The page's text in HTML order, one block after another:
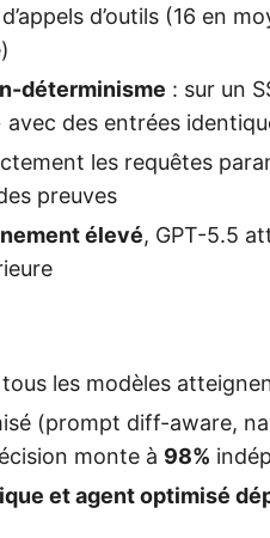
d’outils (16 en
déterminisme : sur un
avec des entrées
les requêtes
preuves
élevé, GPT-5.5
les modèles
(prompt diff-aware,
monte à 98%
et agent optimisé